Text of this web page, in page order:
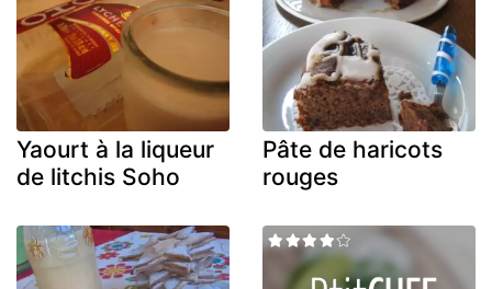
Yaourt à la liqueur
de litchis Soho
Pâte de haricots
rouges